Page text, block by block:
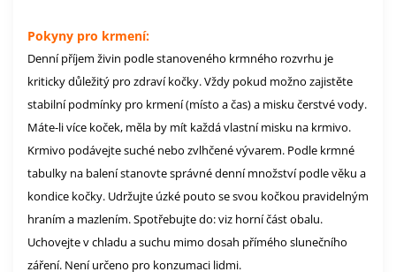
Pokyny pro krmení:
Denní příjem živin podle stanoveného krmného rozvrhu je
kriticky důležitý pro zdraví kočky. Vždy pokud možno zajistěte
stabilní podmínky pro krmení (místo a čas) a misku čerstvé vody.
Máte-li více koček, měla by mít každá vlastní misku na krmivo.
Krmivo podávejte suché nebo zvlhčené vývarem. Podle krmné
tabulky na balení stanovte správné denní množství podle věku a
kondice kočky. Udržujte úzké pouto se svou kočkou pravidelným
hraním a mazlením. Spotřebujte do: viz horní část obalu.
Uchovejte v chladu a suchu mimo dosah přímého slunečního
záření. Není určeno pro konzumaci lidmi.